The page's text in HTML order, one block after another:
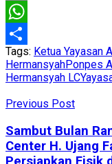
Email
WhatsApp
Share
Tags: Ketua Yayasan
HermansyahPonpes
Hermansyah LC
Previous Post
Sambut Bulan
Center H. Ujang
Persiapkan Fisik